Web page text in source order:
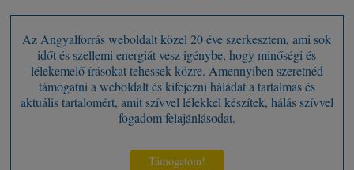
Az Angyalforrás weboldalt közel 20 éve szerkesztem, ami sok
időt és szellemi energiát vesz igénybe, hogy minőségi és
lélekemelő írásokat tehessek közre. Amennyiben szeretnéd
támogatni a weboldalt és kifejezni háládat a tartalmas és
aktuális tartalomért, amit szívvel lélekkel készítek, hálás szívvel
fogadom felajánlásodat.
Támogatom!